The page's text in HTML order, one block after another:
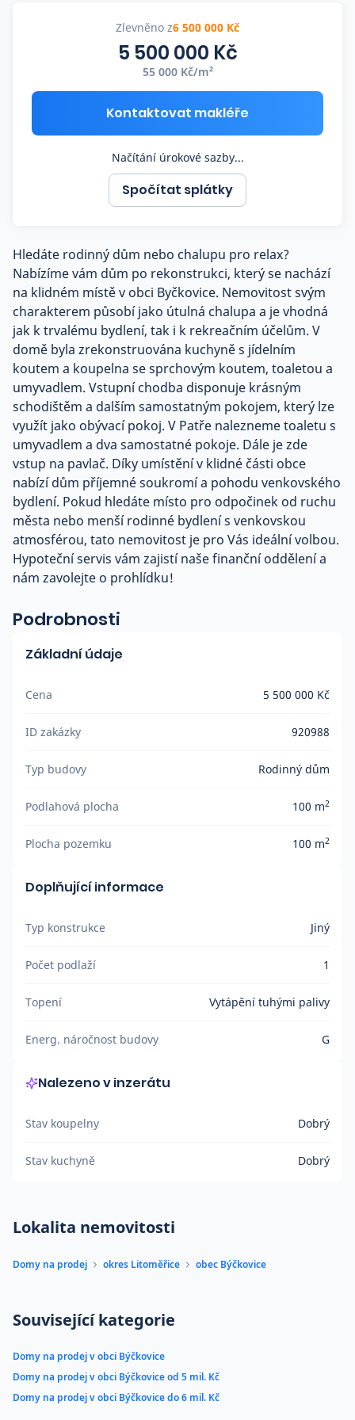
O nás
Zlevněno z6 500 000 Kč
5 500 000 Kč
55 000 Kč/m²
Kontaktovat makléře
Načítání úrokové sazby...
Spočítat splátky
Hledáte rodinný dům nebo chalupu pro relax?
Nabízíme vám dům po rekonstrukci, který se nachází
na klidném místě v obci Byčkovice. Nemovitost svým
charakterem působí jako útulná chalupa a je vhodná
jak k trvalému bydlení, tak i k rekreačním účelům. V
domě byla zrekonstruována kuchyně s jídelním
koutem a koupelna se sprchovým koutem, toaletou a
umyvadlem. Vstupní chodba disponuje krásným
schodištěm a dalším samostatným pokojem, který lze
využít jako obývací pokoj. V Patře nalezneme toaletu s
umyvadlem a dva samostatné pokoje. Dále je zde
vstup na pavlač. Díky umístění v klidné části obce
nabízí dům příjemné soukromí a pohodu venkovského
bydlení. Pokud hledáte místo pro odpočinek od ruchu
města nebo menší rodinné bydlení s venkovskou
atmosférou, tato nemovitost je pro Vás ideální volbou.
Hypoteční servis vám zajistí naše finanční oddělení a
nám zavolejte o prohlídku!
Podrobnosti
Základní údaje
Cena 5 500 000 Kč
ID zakázky 920988
Typ budovy Rodinný dům
Podlahová plocha 100 m2
Plocha pozemku 100 m2
Doplňující informace
Typ konstrukce Jiný
Počet podlaží 1
Topení Vytápění tuhými palivy
Energ. náročnost budovy G
Nalezeno v inzerátu
Stav koupelny Dobrý
Stav kuchyně Dobrý
Lokalita nemovitosti
Domy na prodej okres Litoměřice obec Býčkovice
Související kategorie
Domy na prodej v obci Býčkovice
Domy na prodej v obci Býčkovice od 5 mil. Kč
Domy na prodej v obci Býčkovice do 6 mil. Kč